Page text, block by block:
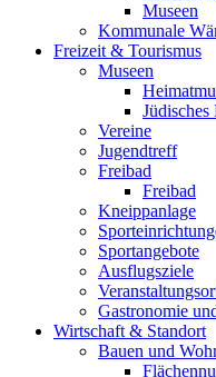
Museen
Kommunale
Freizeit & Tourismus
Museen
Jüdisches
Vereine
Jugendtreff
Freibad
Freibad
Kneippanlage
Sportangebote
Ausflugsziele
Gastronomie
Wirtschaft & Standort
Bauen und